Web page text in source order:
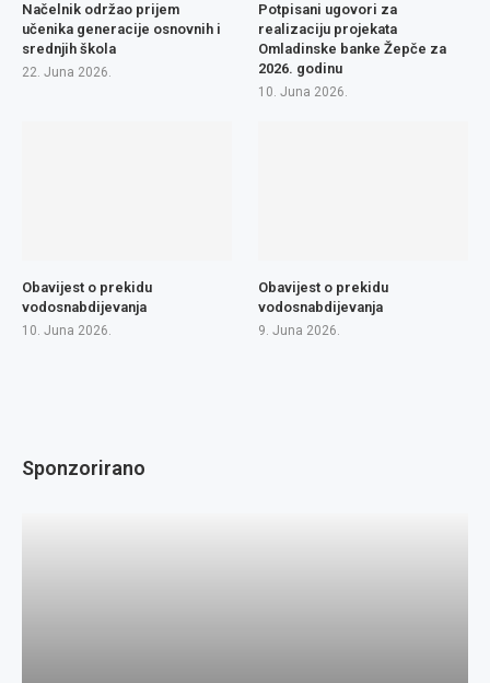
Načelnik održao prijem
učenika generacije osnovnih i
srednjih škola
22. Juna 2026.
Potpisani ugovori za
realizaciju projekata
Omladinske banke Žepče za
2026. godinu
10. Juna 2026.
Obavijest o prekidu
vodosnabdijevanja
10. Juna 2026.
Obavijest o prekidu
vodosnabdijevanja
9. Juna 2026.
Sponzorirano